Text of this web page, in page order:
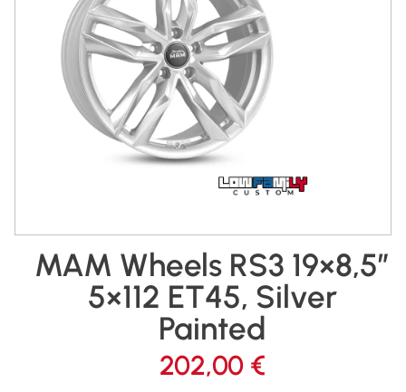
MAM Wheels RS3 19×8,5″
5×112 ET45, Silver
Painted
202,00 €